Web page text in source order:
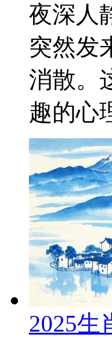
夜深人
突然发
消散。
趣的心
2025生